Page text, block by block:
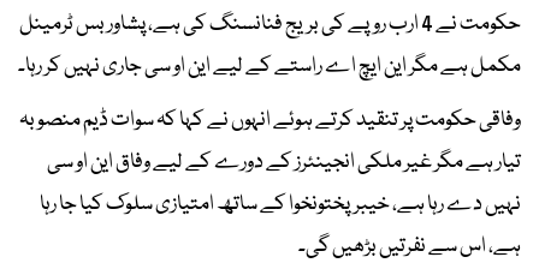
حکومت نے 4 ارب روپے کی بریج فنانسنگ کی ہے، پشاور بس ٹرمینل
مکمل ہے مگر این ایچ اے راستے کے لیے این او سی جاری نہیں کر رہا۔
وفاقی حکومت پر تنقید کرتے ہوئے انہوں نے کہا کہ سوات ڈیم منصوبہ
تیار ہے مگر غیر ملکی انجینئرز کے دورے کے لیے وفاق این او سی
نہیں دے رہا ہے، خیبرپختونخوا کے ساتھ امتیازی سلوک کیا جا رہا
ہے، اس سے نفرتیں بڑھیں گی۔